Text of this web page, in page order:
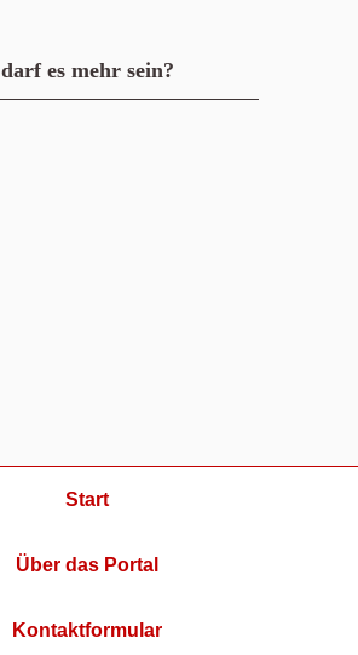
darf es mehr sein?
Start
Über das Portal
Kontaktformular